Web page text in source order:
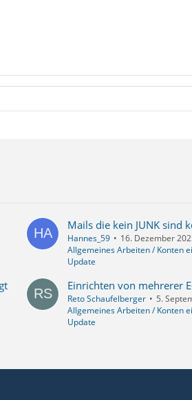
Hannes_59
16. Dezember
Allgemeines Arbeiten / Konten
Update
Reto Schaufelberger
5.
Allgemeines Arbeiten / Konten
Update